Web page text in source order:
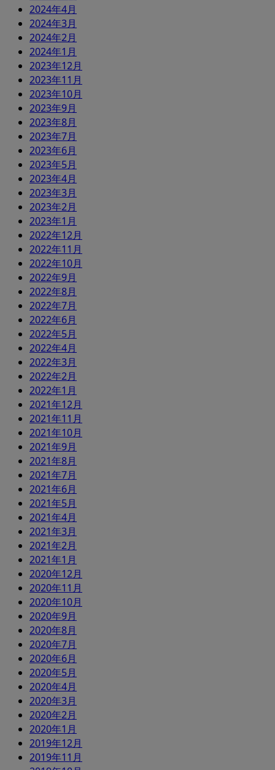
2024年4月
2024年3月
2024年2月
2024年1月
2023年12月
2023年11月
2023年10月
2023年9月
2023年8月
2023年7月
2023年6月
2023年5月
2023年4月
2023年3月
2023年2月
2023年1月
2022年12月
2022年11月
2022年10月
2022年9月
2022年8月
2022年7月
2022年6月
2022年5月
2022年4月
2022年3月
2022年2月
2022年1月
2021年12月
2021年11月
2021年10月
2021年9月
2021年8月
2021年7月
2021年6月
2021年5月
2021年4月
2021年3月
2021年2月
2021年1月
2020年12月
2020年11月
2020年10月
2020年9月
2020年8月
2020年7月
2020年6月
2020年5月
2020年4月
2020年3月
2020年2月
2020年1月
2019年12月
2019年11月